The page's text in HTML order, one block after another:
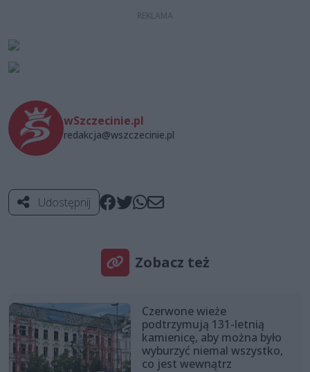
wSzczecinie.pl
redakcja@wszczecinie.pl
Udostępnij
Zobacz też
Czerwone wieże
podtrzymują 131-letnią
kamienicę, aby można było
wyburzyć niemal wszystko,
co jest wewnątrz